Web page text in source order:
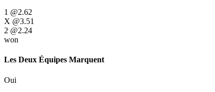
1 @2.62
X @3.51
2 @2.24
won
Les Deux Équipes Marquent
Oui